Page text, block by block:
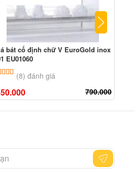
bát cố định chữ V EuroGold inox
EU01060
5.00 trên 5 dựa trên
8(8) đánh giá
790.000